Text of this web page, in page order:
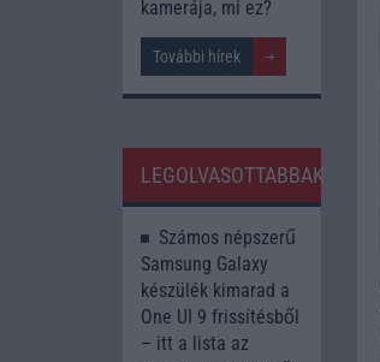
kamerája, mi ez?
További hírek
LEGOLVASOTTABBAK
Számos népszerű
Samsung Galaxy
készülék kimarad a
One UI 9 frissítésből
– itt a lista az